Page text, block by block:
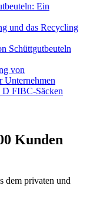
Ein
und das Recycling
Schüttgutbeuteln
von
Unternehmen
D FIBC-Säcken
Kunden
dem privaten und